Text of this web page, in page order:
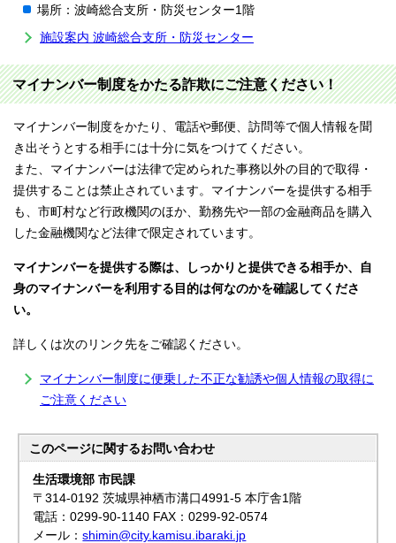
場所：波崎総合支所・防災センター1階
施設案内 波崎総合支所・防災センター
マイナンバー制度をかたる詐欺にご注意ください！
マイナンバー制度をかたり、電話や郵便、訪問等で個人情報を聞
き出そうとする相手には十分に気をつけてください。
また、マイナンバーは法律で定められた事務以外の目的で取得・
提供することは禁止されています。マイナンバーを提供する相手
も、市町村など行政機関のほか、勤務先や一部の金融商品を購入
した金融機関など法律で限定されています。
マイナンバーを提供する際は、しっかりと提供できる相手か、自
身のマイナンバーを利用する目的は何なのかを確認してくださ
い。
詳しくは次のリンク先をご確認ください。
マイナンバー制度に便乗した不正な勧誘や個人情報の取得に
ご注意ください
このページに関するお問い合わせ
生活環境部 市民課
〒314-0192 茨城県神栖市溝口4991-5 本庁舎1階
電話：0299-90-1140 FAX：0299-92-0574
メール：shimin@city.kamisu.ibaraki.jp